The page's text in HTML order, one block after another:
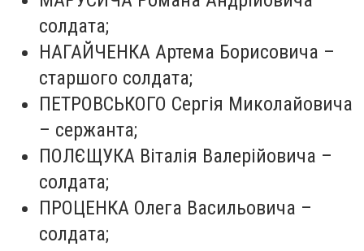
солдата;
НАГАЙЧЕНКА Артема Борисовича –
старшого солдата;
ПЕТРОВСЬКОГО Сергія Миколайовича
– сержанта;
ПОЛЄЩУКА Віталія Валерійовича –
солдата;
ПРОЦЕНКА Олега Васильовича –
солдата;